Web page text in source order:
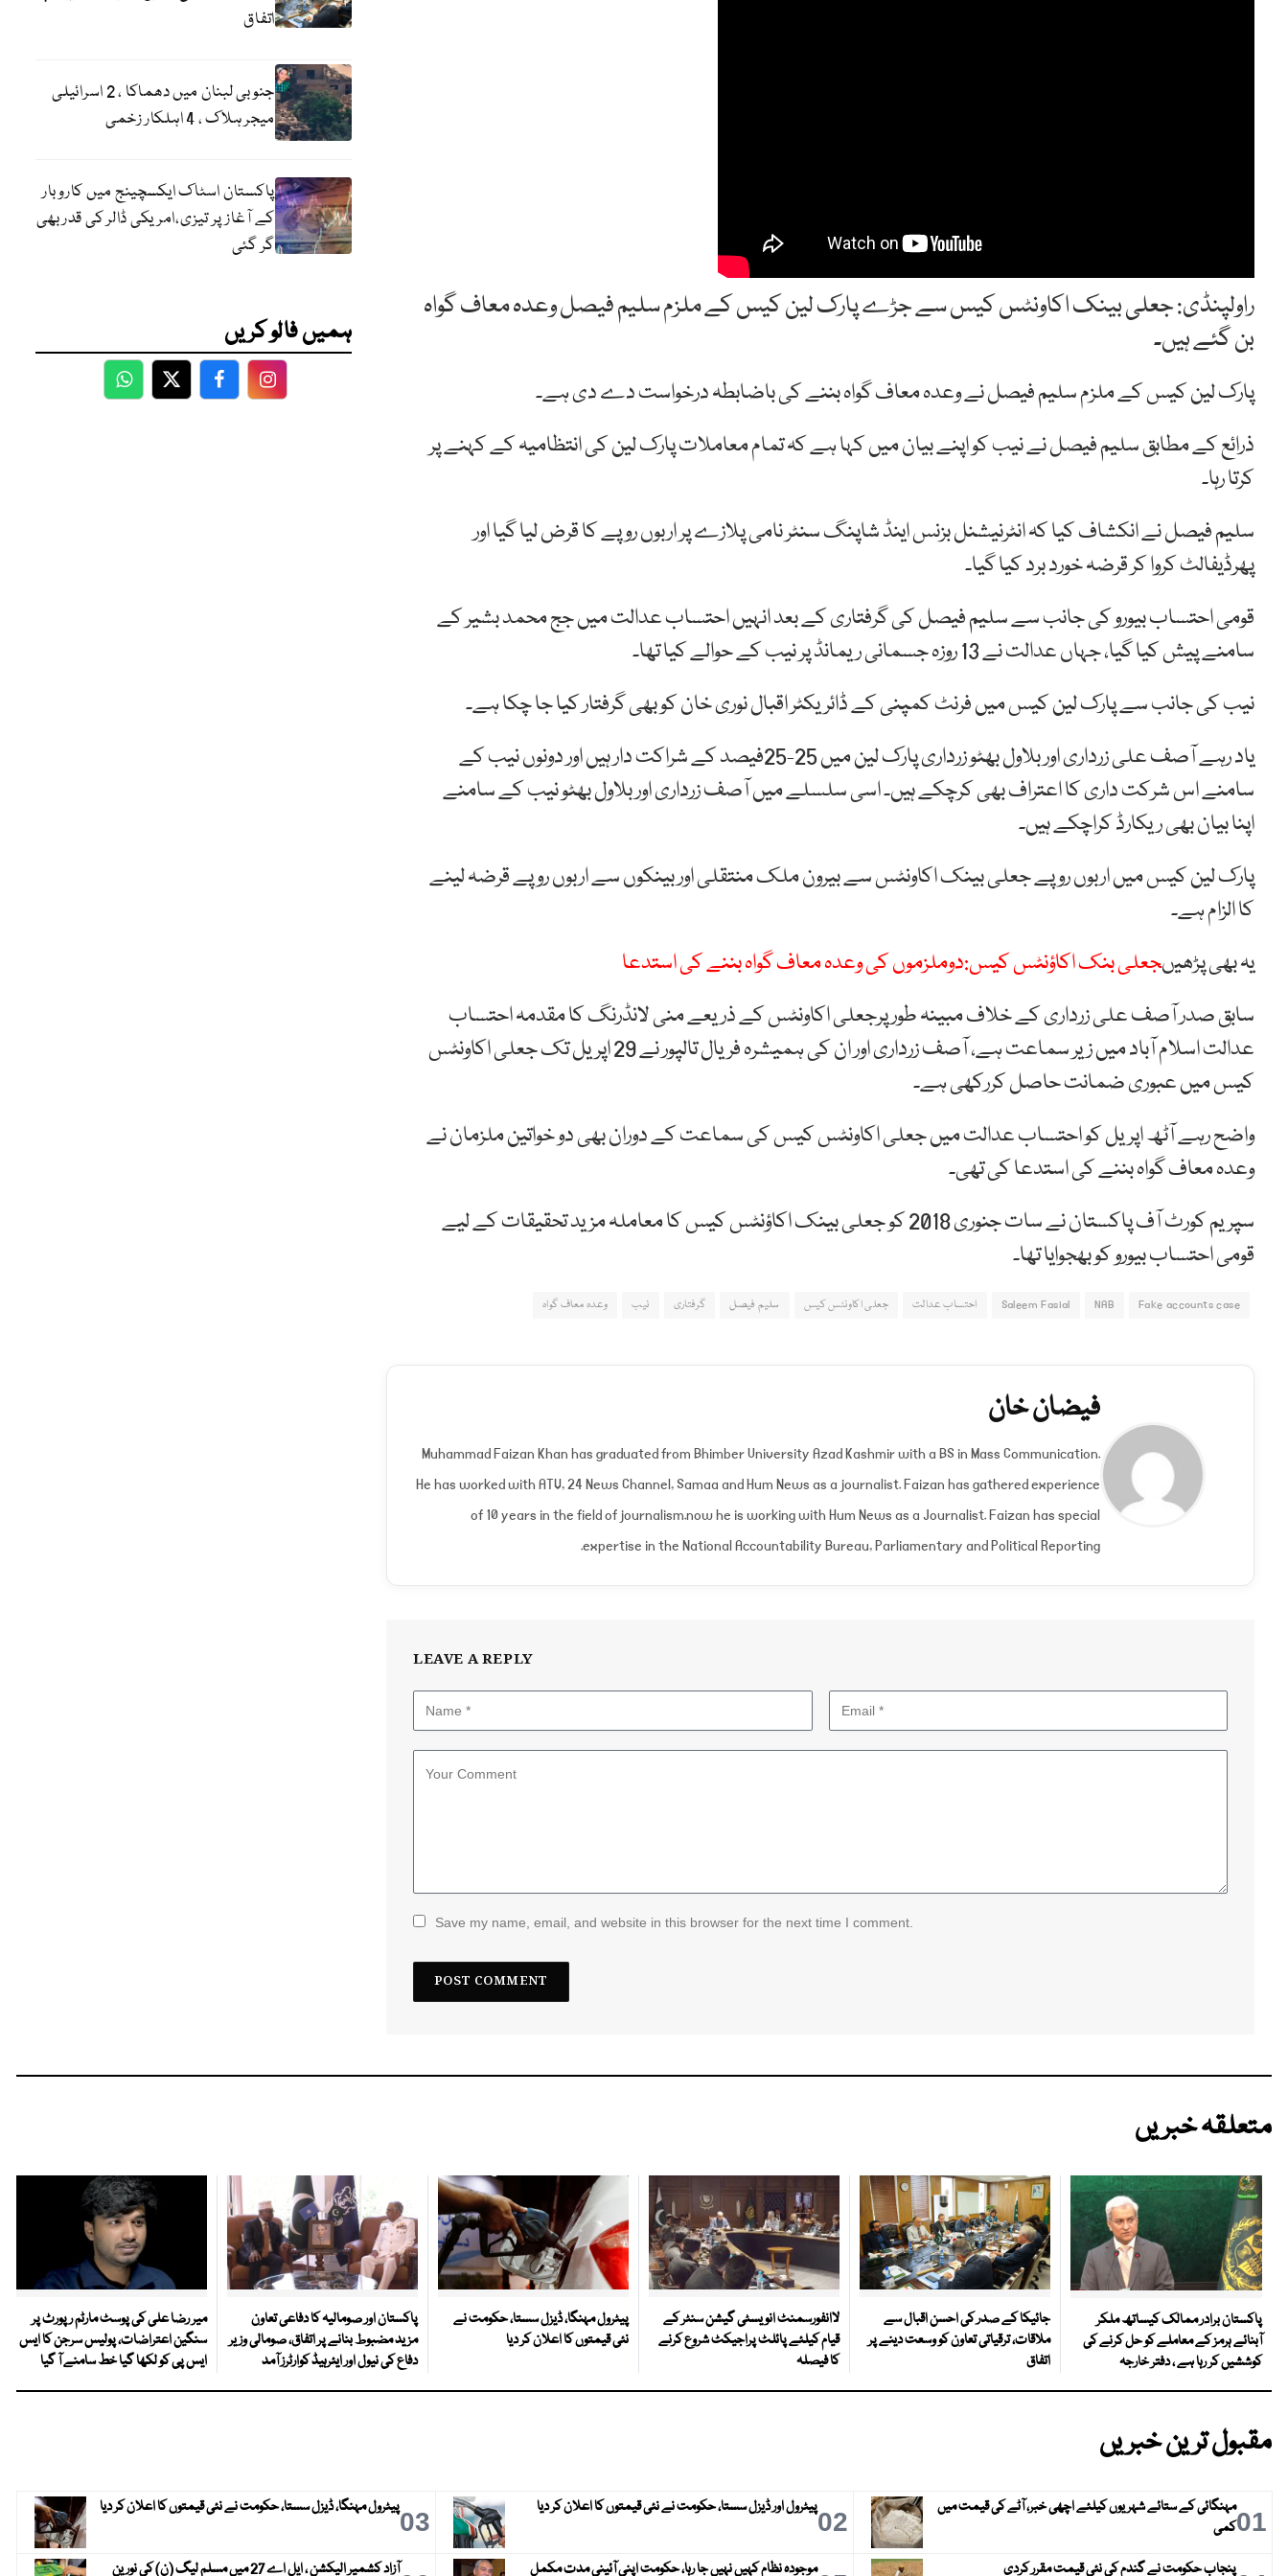
راولپنڈی: جعلی بینک اکاونٹس کیس سے جڑے پارک لین کیس کے ملزم سلیم فیصل وعدہ معاف گواہ
بن گئے ہیں۔
پارک لین کیس کے ملزم سلیم فیصل نے وعدہ معاف گواہ بننے کی باضابطہ درخواست دے دی ہے۔
ذرائع کے مطابق سلیم فیصل نے نیب کو اپنے بیان میں کہا ہے کہ تمام معاملات پارک لین کی انتظامیہ کے کہنے پر
کرتا رہا۔
سلیم فیصل نے انکشاف کیا کہ انٹرنیشنل بزنس اینڈ شاپنگ سنٹر نامی پلازے پر اربوں روپے کا قرض لیا گیا اور
پھرڈیفالٹ کروا کر قرضہ خورد برد کیا گیا۔
قومی احتساب بیورو کی جانب سے سلیم فیصل کی گرفتاری کے بعد انہیں احتساب عدالت میں جج محمد بشیر کے
سامنے پیش کیا گیا، جہاں عدالت نے 13 روزہ جسمانی ریمانڈ پر نیب کے حوالے کیا تھا۔
نیب کی جانب سے پارک لین کیس میں فرنٹ کمپنی کے ڈائریکٹر اقبال نوری خان کو بھی گرفتار کیا جا چکا ہے۔
یاد رہے آصف علی زرداری اور بلاول بھٹو زرداری پارک لین میں 25-25فیصد کے شراکت دار ہیں اور دونوں نیب کے
سامنے اس شرکت داری کا اعتراف بھی کرچکے ہیں۔ اسی سلسلے میں آصف زرداری اور بلاول بھٹو نیب کے سامنے
اپنا بیان بھی ریکارڈ کراچکے ہیں۔
پارک لین کیس میں اربوں روپے جعلی بینک اکاونٹس سے بیرون ملک منتقلی اور بینکوں سے اربوں روپے قرضہ لینے
کا الزام ہے۔
یہ بھی پڑھیںجعلی بنک اکاؤنٹس کیس:دوملزموں کی وعدہ معاف گواہ بننے کی استدعا
سابق صدر آصف علی زرداری کے خلاف مبینہ طور پرجعلی اکاونٹس کے ذریعے منی لانڈرنگ کا مقدمہ احتساب
عدالت اسلام آباد میں زیر سماعت ہے، آصف زرداری اور ان کی ہمیشرہ فریال تالپور نے 29 اپریل تک جعلی اکاونٹس
کیس میں عبوری ضمانت حاصل کررکھی ہے۔
واضح رہے آٹھ اپریل کو احتساب عدالت میں جعلی اکاونٹس کیس کی سماعت کے دوران بھی دو خواتین ملزمان نے
وعدہ معاف گواہ بننے کی استدعا کی تھی۔
سپریم کورٹ آف پاکستان نے سات جنوری 2018 کو جعلی بینک اکاؤنٹس کیس کا معاملہ مزید تحقیقات کے لیے
قومی احتساب بیورو کو بھجوایا تھا۔
Fake accounts case
NAB
Saleem Fasial احتساب عدالت جعلی اکاونٹس کیس سلیم فیصل گرفتاری نیب وعدہ معاف گواہ
فیضان خان
Muhammad Faizan Khan has graduated from Bhimber University Azad Kashmir with a BS in Mass Communication.
He has worked with ATV, 24 News Channel, Samaa and Hum News as a journalist. Faizan has gathered experience
of 10 years in the field of journalism.now he is working with Hum News as a Journalist. Faizan has special
expertise in the National Accountability Bureau, Parliamentary and Political Reporting.
LEAVE A REPLY
Save my name, email, and website in this browser for the next time I comment.
اتفاق
جنوبی لبنان میں دھماکا ، 2 اسرائیلی
میجر ہلاک ، 4 اہلکار زخمی
پاکستان اسٹاک ایکسچینج میں کاروبار
کے آغاز پر تیزی،امریکی ڈالر کی قدر بھی
گر گئی
ہمیں فالو کریں
WhatsApp
TwitterFacebookFacebook
متعلقہ خبریں
پاکستان برادر ممالک کیساتھ ملکر
آبنائے ہرمز کے معاملے کو حل کرنے کی
کوششیں کر رہا ہے ، دفتر خارجہ
جائیکا کے صدر کی احسن اقبال سے
ملاقات، ترقیاتی تعاون کو وسعت دینے پر
اتفاق
لاانفورسمنٹ انویسٹی گیشن سنٹر کے
قیام کیلئے پائلٹ پراجیکٹ شروع کرنے
کا فیصلہ
پیٹرول مہنگا، ڈیزل سستا، حکومت نے
نئی قیمتوں کا اعلان کر دیا
پاکستان اور صومالیہ کا دفاعی تعاون
مزید مضبوط بنانے پر اتفاق، صومالی وزیر
دفاع کی نیول اور ایئرہیڈ کوارٹرز آمد
میر رضا علی کی پوسٹ مارٹم رپورٹ پر
سنگین اعتراضات، پولیس سرجن کا ایس
ایس پی کو لکھا گیا خط سامنے آ گیا
مقبول ترین خبریں
01مہنگائی کے ستائے شہریوں کیلئے اچھی خبر، آٹے کی قیمت میں
کمی
02پیٹرول اور ڈیزل سستا، حکومت نے نئی قیمتوں کا اعلان کر دیا 03پیٹرول مہنگا، ڈیزل سستا، حکومت نے نئی قیمتوں کا اعلان کر دیا
پنجاب حکومت نے گندم کی نئی قیمت مقرر کردی موجودہ نظام کہیں نہیں جا رہا، حکومت اپنی آئینی مدت مکمل آزاد کشمیر الیکشن ، ایل اے 27 میں مسلم لیگ (ن) کی نورین